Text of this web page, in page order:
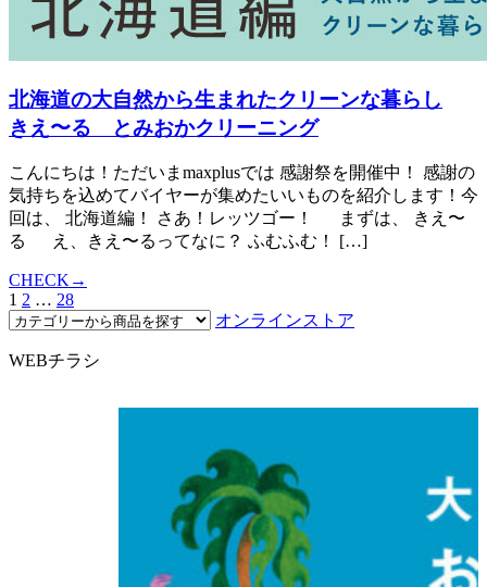
北海道の大自然から生まれたクリーンな暮らし
きえ〜る とみおかクリーニング
こんにちは！ただいまmaxplusでは 感謝祭を開催中！ 感謝の
気持ちを込めてバイヤーが集めたいいものを紹介します！今
回は、 北海道編！ さあ！レッツゴー！ まずは、 きえ〜
る え、きえ〜るってなに？ ふむふむ！ […]
CHECK→
1 2 … 28
オンラインストア
WEBチラシ